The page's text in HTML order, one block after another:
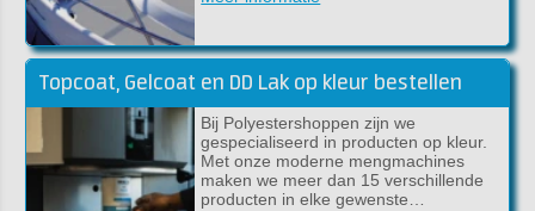
Topcoat, Gelcoat en DD Lak op kleur bestellen
Bij Polyestershoppen zijn we
gespecialiseerd in producten op kleur.
Met onze moderne mengmachines
maken we meer dan 15 verschillende
producten in elke gewenste…